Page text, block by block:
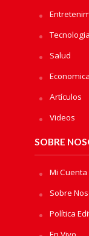
Tecnologia
Salud
Artículos
Videos
SOBRE
Mi Cuenta
Sobre
Política